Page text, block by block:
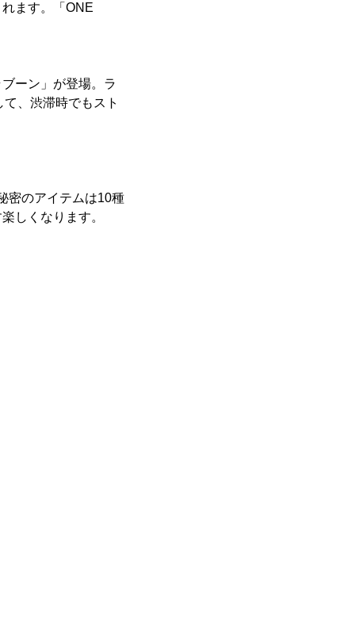
ます。「ONE
ーン」が登場。ラ
、渋滞時でもスト
密のアイテムは10種
しくなります。